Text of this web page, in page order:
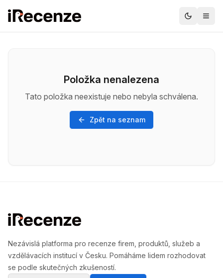
Položka nenalezena
Tato položka neexistuje nebo nebyla schválena.
Zpět na seznam
Nezávislá platforma pro recenze firem, produktů, služeb a
vzdělávacích institucí v Česku. Pomáháme lidem rozhodovat
se podle skutečných zkušeností.